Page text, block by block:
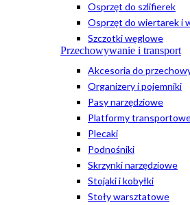
Osprzęt do szlifierek
Osprzęt do wiertarek i
Szczotki węglowe
Przechowywanie i transport
Akcesoria do
Organizery i pojemniki
Pasy narzędziowe
Platformy
Plecaki
Podnośniki
Skrzynki narzędziowe
Stojaki i kobyłki
Stoły warsztatowe